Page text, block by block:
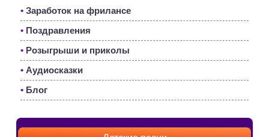
• Заработок на фрилансе
• Поздравления
• Розыгрыши и приколы
• Аудиосказки
• Блог